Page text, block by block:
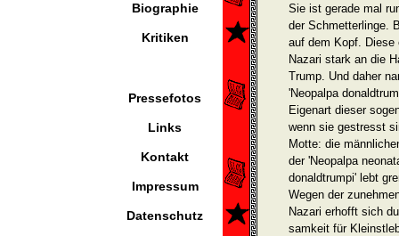
Biographie
Kritiken
Pressefotos
Links
Kontakt
Impressum
Datenschutz
Sie ist gerade mal
der Schmetterlinge.
auf dem Kopf. Diese
Nazari stark an die
Trump. Und daher
'Neopalpa
Eigenart dieser
wenn sie gestresst
Motte: die
der 'Neopalpa
donaldtrumpi' lebt
Wegen der
Nazari erhofft sich
samkeit für